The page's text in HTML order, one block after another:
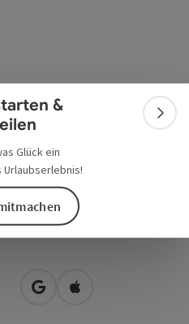
&
Glück ein
in Google Maps öffnen
in Apple Maps